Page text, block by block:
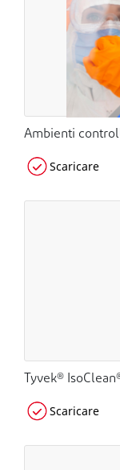
Ambienti
Scaricare
Tyvek®
Scaricare